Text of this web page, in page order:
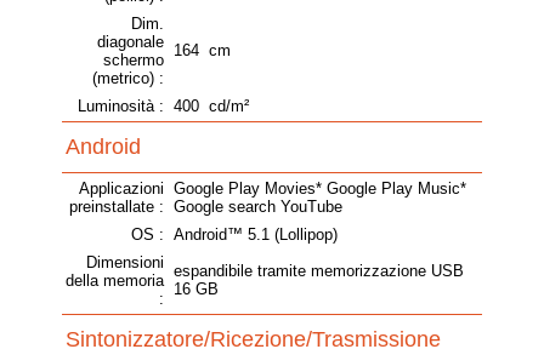
Dim.
diagonale
schermo
(metrico) :
164 cm
Luminosità : 400 cd/m²
Android
Applicazioni
preinstallate :
Google Play Movies* Google Play Music*
Google search YouTube
OS : Android™ 5.1 (Lollipop)
Dimensioni
della memoria
:
espandibile tramite memorizzazione USB
16 GB
Sintonizzatore/Ricezione/Trasmissione